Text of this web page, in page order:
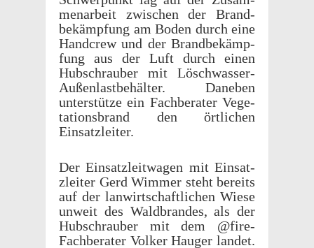
me­nar­beit zwis­chen der Brand­
bekämp­fung am Boden durch eine
Hand­crew und der Brand­bekämp­
fung aus der Luft durch einen
Hubschrauber mit Löschwasser-
Außen­last­be­häl­ter. Daneben
unter­stütze ein Fach­ber­ater Vege­
ta­tions­brand den örtlichen
Einsatzleiter.
Der Einsat­zleit­wa­gen mit Einsat­
zleiter Gerd Wimmer steht bere­its
auf der lanwirtschaftlichen Wiese
unweit des Wald­bran­des, als der
Hubschrauber mit dem @fire-
Fach­ber­ater Volker Hauger landet.